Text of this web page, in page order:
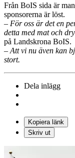
Från BoIS sida är
sponsorerna är löst.
– För oss är det en
detta med mat och
på Landskrona BoIS.
– Att vi nu även kan
stort.
Dela inlägg
Kopiera länk
Skriv ut